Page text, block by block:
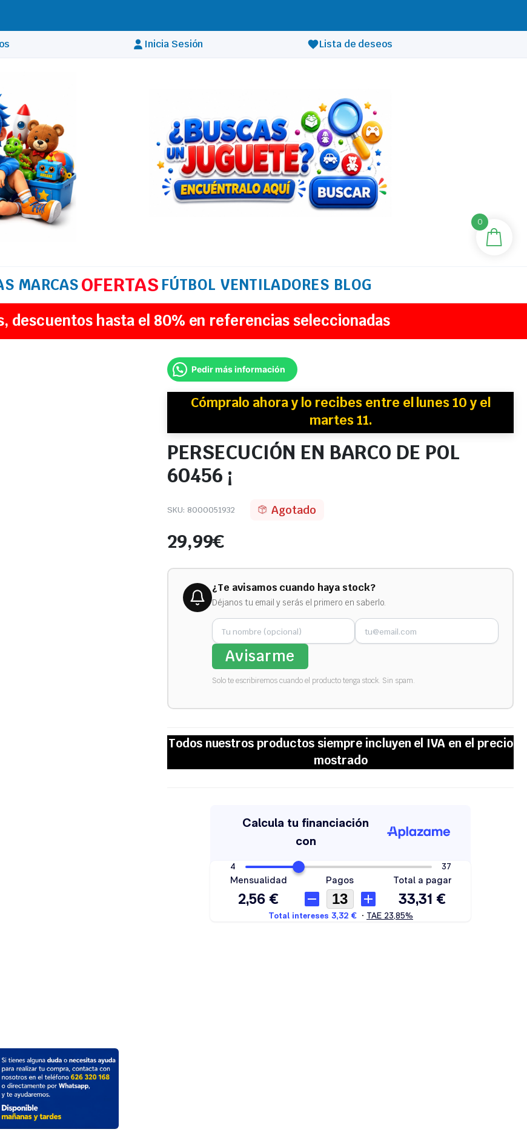
Inicia Sesión Lista de deseos
MARCASOFERTAS FÚTBOL VENTILADORES BLOG
descuentos hasta el 80% en referencias seleccionadas
Pedir más información
Cómpralo ahora y lo recibesentre el lunes 10 y el
martes 11.
PERSECUCIÓN EN BARCO DE POL
60456 ¡
SKU: 8000051932 Agotado
29,99€
¿Te avisamos cuando haya stock?
Déjanos tu email y serás el primero en saberlo.
Avisarme
Solo te escribiremos cuando el producto tenga stock. Sin spam.
0